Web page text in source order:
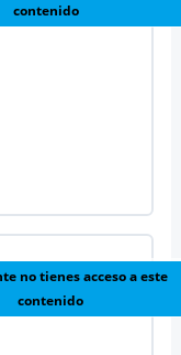
contenido
no tienes acceso a este
contenido